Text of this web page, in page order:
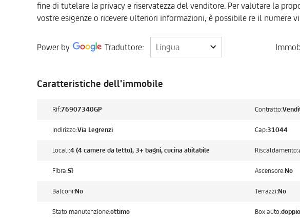
fine di tutelare la privacy e riservatezza del venditore. Per valutare la
vostre esigenze o ricevere ulteriori informazioni, è possibile re il numere
Power by Traduttore: Lingua
Lingua
Caratteristiche dell'immobile
Rif:76907340GP Contratto:
Indirizzo:Via Legrenzi Cap:31044
Locali:4 (4 camere da letto), 3+ bagni, cucina abitabile Riscaldamento:
Fibra:Sì Ascensore:No
Balconi:No Terrazzi:No
Stato manutenzione:ottimo Box auto:doppio